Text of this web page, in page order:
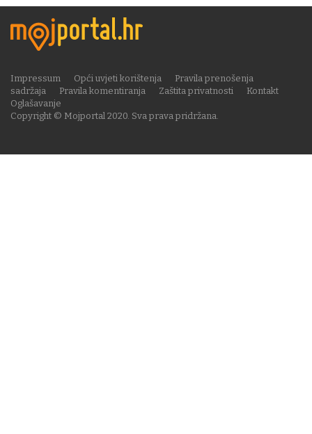
Copyright © Mojportal 2020. Sva prava pridržana.
Impressum Opći uvjeti korištenja
Pravila prenošenja
sadržaja
Pravila komentiranja Zaštita privatnosti
Kontakt
Oglašavanje